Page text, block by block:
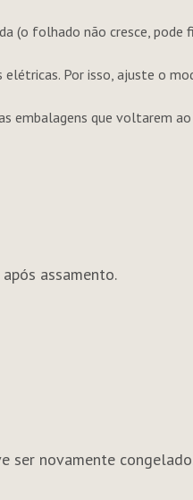
(o folhado não cresce, pode
Por isso, ajuste o
embalagens que voltarem
assamento.
ser novamente